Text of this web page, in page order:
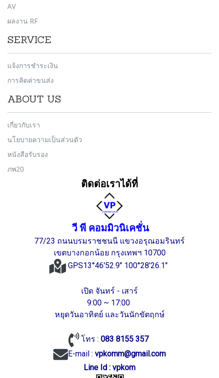
AV
ผลงาน RF
SERVICE
แจ้งการชำระเงิน
การคิดค่าขนส่ง
ABOUT US
เกี่ยวกับเรา
นโยบายความเป็นส่วนตัว
หนังสือรับรอง
ภพ20
ติดต่อเราได้ที่
วี พี คอมมิวนิเคชั่น
77/23 ถนนบรมราชชนนี แขวงอรุณอมรินทร์
เขตบางกอกน้อย กรุงเทพฯ 10700
GPS13°46'52.9" 100°28'26.1"
เปิด จันทร์ - เสาร์
9:00 ~ 17:00
หยุดวันอาทิตย์ และวันนักขัตฤกษ์
โทร :083 8155 357
E-mail : vpkomm@gmail.com
Line Id : vpkom